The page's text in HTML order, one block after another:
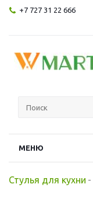
+7 727 31 22 666
МЕНЮ
Стулья для кухни -